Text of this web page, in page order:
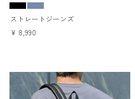
ストレートジーンズ
¥ 8,990